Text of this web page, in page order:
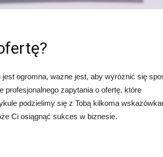
ogromna, ważne jest, aby wyróżnić się
profesjonalnego zapytania o ofertę, które
podzielimy się z Tobą kilkoma
Ci osiągnąć sukces w biznesie.